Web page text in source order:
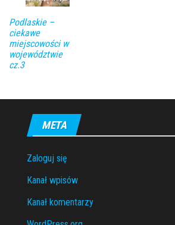
Podlaskie –
ciekawe
miejscowości w
województwie
cz.3
META
Zaloguj się
Kanał wpisów
Kanał komentarzy